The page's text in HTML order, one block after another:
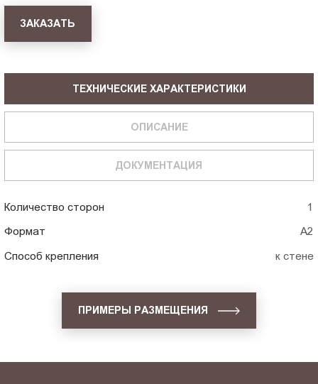
ЗАКАЗАТЬ
ТЕХНИЧЕСКИЕ ХАРАКТЕРИСТИКИ
ОПИСАНИЕ
ДОКУМЕНТАЦИЯ
Количество сторон 1
Формат А2
Способ крепления к стене
ПРИМЕРЫ РАЗМЕЩЕНИЯ